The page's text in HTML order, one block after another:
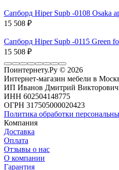
Сапборд Hiper Supb -0108 Osaka
15 508 ₽
Сапборд Hiper Supb -0115 Green
15 508 ₽
Поинтернету.Ру © 2026
Интернет-магазин мебели в
ИП Иванов Дмитрий Викторович
ИНН 602504148775
ОГРН 317505000020423
Политика обработки
Компания
Доставка
Оплата
Отзывы о нас
О компании
Гарантия